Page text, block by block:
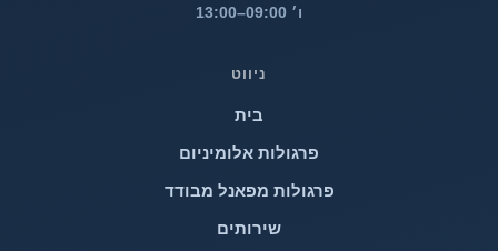
ו׳ 09:00–13:00
ניווט
בית
פרגולות אלומיניום
פרגולות מפאנל מבודד
שירותים